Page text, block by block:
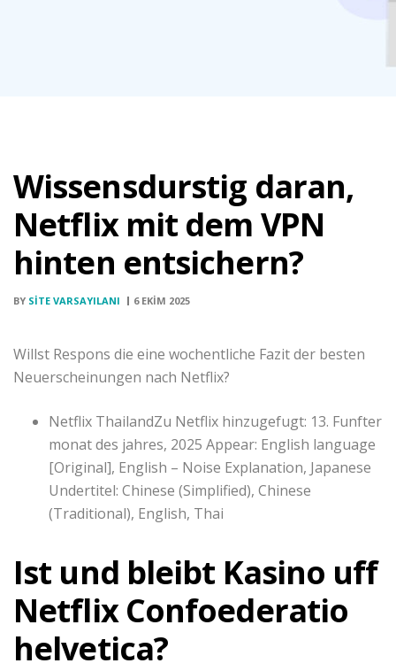
Wissensdurstig daran,
Netflix mit dem VPN
hinten entsichern?
BY SITE VARSAYILANI 6 EKIM 2025
Willst Respons die eine wochentliche Fazit der besten
Neuerscheinungen nach Netflix?
Netflix ThailandZu Netflix hinzugefugt: 13. Funfter
monat des jahres, 2025 Appear: English language
[Original], English – Noise Explanation, Japanese
Undertitel: Chinese (Simplified), Chinese
(Traditional), English, Thai
Ist und bleibt Kasino uff
Netflix Confoederatio
helvetica?